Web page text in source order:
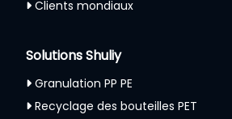
Clients mondiaux
Solutions Shuliy
Granulation PP PE
Recyclage des bouteilles PET